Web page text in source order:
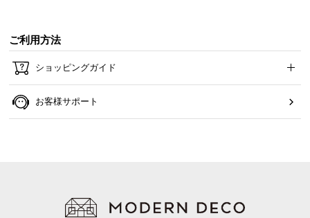
ご利用方法
ショッピングガイド
お客様サポート